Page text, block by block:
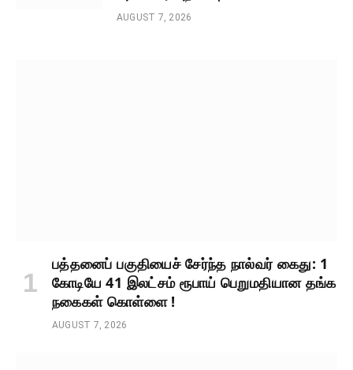
AUGUST 7, 2026
பத்தனைப் பகுதியைச் சேர்ந்த நால்வர் கைது: 1
கோடியே 41 இலட்சம் ரூபாய் பெறுமதியான தங்க
நகைகள் கொள்ளை !
AUGUST 7, 2026